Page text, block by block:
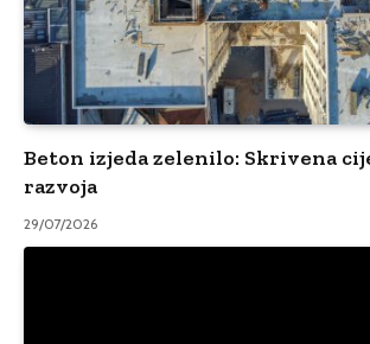
Beton izjeda zelenilo: Skrivena
razvoja
29/07/2026